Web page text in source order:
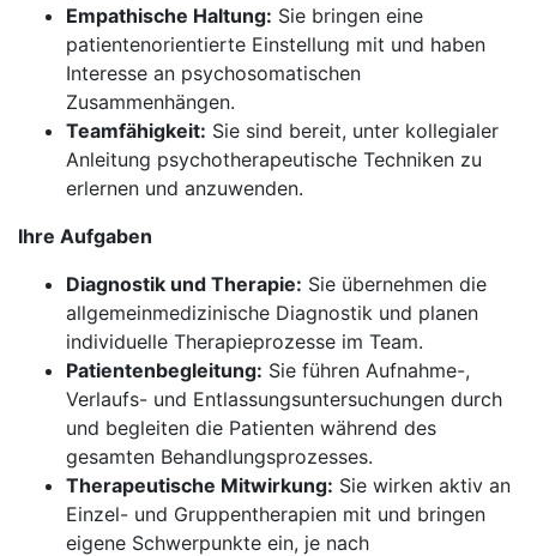
Empathische Haltung: Sie bringen eine
patientenorientierte Einstellung mit und haben
Interesse an psychosomatischen
Zusammenhängen.
Teamfähigkeit: Sie sind bereit, unter kollegialer
Anleitung psychotherapeutische Techniken zu
erlernen und anzuwenden.
Ihre Aufgaben
Diagnostik und Therapie: Sie übernehmen die
allgemeinmedizinische Diagnostik und planen
individuelle Therapieprozesse im Team.
Patientenbegleitung: Sie führen Aufnahme-,
Verlaufs- und Entlassungsuntersuchungen durch
und begleiten die Patienten während des
gesamten Behandlungsprozesses.
Therapeutische Mitwirkung: Sie wirken aktiv an
Einzel- und Gruppentherapien mit und bringen
eigene Schwerpunkte ein, je nach